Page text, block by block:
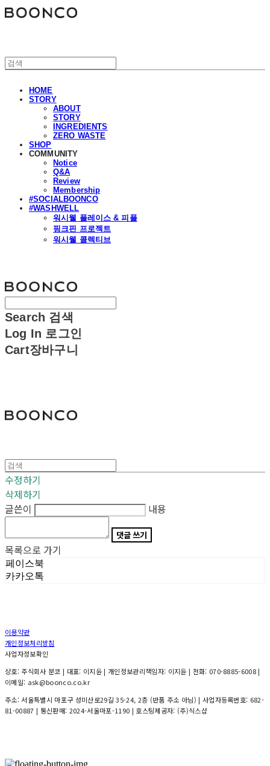
HOME
STORY
ABOUT
STORY
INGREDIENTS
ZERO WASTE
SHOP
COMMUNITY
Notice
Q&A
Review
Membership
#SOCIALBOONCO
#WASHWELL
워시웰 플레이스 & 피플
핑크핀 프로젝트
워시웰 콜렉티브
Search 검색
Log In 로그인
Cart장바구니
수정하기
삭제하기
글쓴이
내용
댓글 쓰기
목록으로 가기
페이스북
카카오톡
이용약관
개인정보처리방침
사업자정보확인
상호: 주식회사 분코 | 대표: 이지윤 | 개인정보관리책임자: 이지윤 | 전화: 070-8885-6008 |
이메일: ask@boonco.co.kr
주소: 서울특별시 마포구 성미산로29길 35-24, 2층 (반품 주소 아님) | 사업자등록번호: 682-
81-00887 | 통신판매: 2024-서울마포-1190 | 호스팅제공자: (주)식스샵